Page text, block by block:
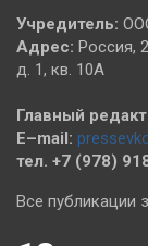
Учредитель:
Адрес: Россия,
д. 1, кв. 10А
Главный
E–mail:
тел. +7 (978)
Все публикации